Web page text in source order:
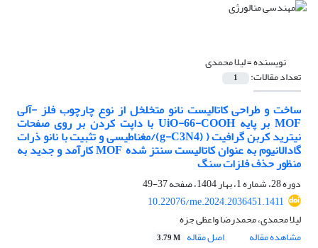
نویسنده =لیلا محمدی
تعداد مقالات: 1
ساخت و طراحی کاتالیست نانو متخلخل از نوع چارچوب فلز -آلی
MOF بر پایه UiO-66-COOH با داپت کردن بر روی صفحات
نیترید کربن گرافیت ( (g-C3N4)/مغناطیسی و تثبیت با نانو ذرات
گادالانیوم به عنوان کاتالیست سنتز شده MOF کارآمد و جدید به
منظور حذف فلزات سنگ
دوره 28، شماره 1، بهار 1404، صفحه
37-49
10.22076/me.2024.2036451.1411
لیلا محمدی، محمدرضا واعظی جزه
مشاهده مقاله
اصل مقاله 3.79 M